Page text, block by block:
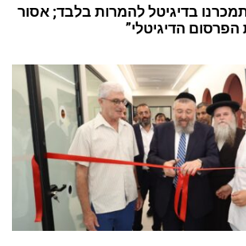
בדיגיטל להמרות בלבד; אסור
הדיגיטלי”